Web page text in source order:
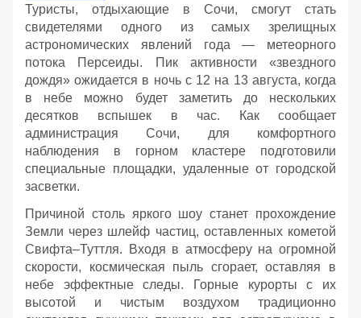
Туристы, отдыхающие в Сочи, смогут стать
свидетелями одного из самых зрелищных
астрономических явлений года — метеорного
потока Персеиды. Пик активности «звездного
дождя» ожидается в ночь с 12 на 13 августа, когда
в небе можно будет заметить до нескольких
десятков вспышек в час. Как сообщает
администрация Сочи, для комфортного
наблюдения в горном кластере подготовили
специальные площадки, удаленные от городской
засветки.
Причиной столь яркого шоу станет прохождение
Земли через шлейф частиц, оставленных кометой
Свифта–Туттля. Входя в атмосферу на огромной
скорости, космическая пыль сгорает, оставляя в
небе эффектные следы. Горные курорты с их
высотой и чистым воздухом традиционно